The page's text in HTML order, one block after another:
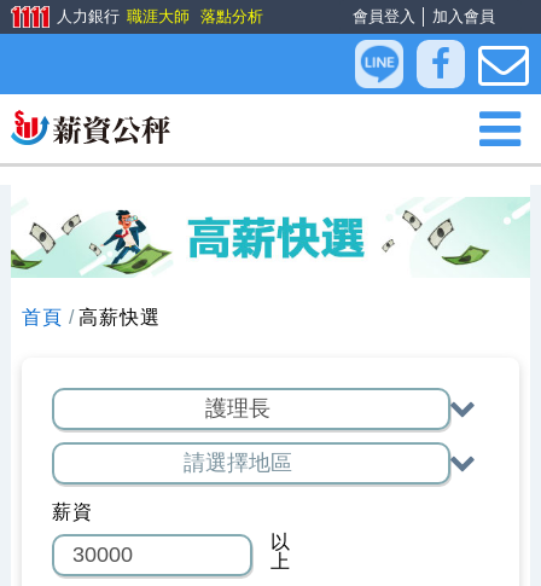
會員登入 加入會員
人力銀行 職涯大師 落點分析
首頁 高薪快選
薪資
以
上